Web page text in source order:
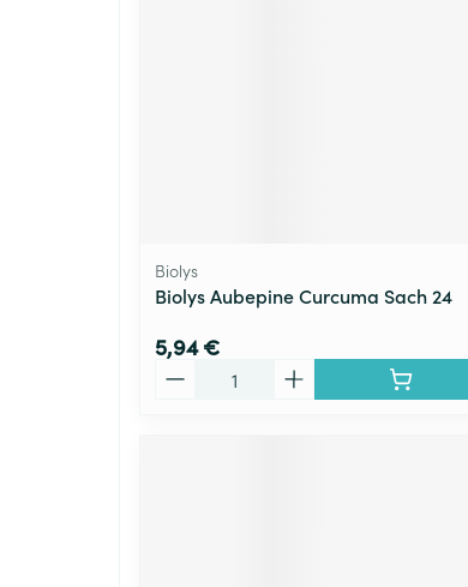
Biolys
Biolys Aubepine Curcuma Sach 24
5,94 €